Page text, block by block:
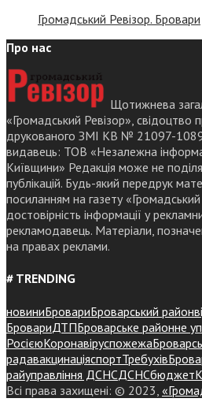
Громадський Ревізор. Бровари
Про нас
Щотижнева
«Громадський Ревізор», свідоцтво
друкованого ЗМІ КВ № 21097-
видавець: ТОВ «Незалежна
Київщини» Редакція може не
публікацій. Будь-який передрук
посиланням на газету «Громадський
достовірність інформації у
рекламодавець. Матеріали,
на правах реклами.
# TRENDING
новиниБровариБроварський район
БровариДТПБроварське районне
РосієюКоронавіруспожежа
радавакцинаціяспортТребухів
райуправління ДСНСДСНСбюджет
Всі права захищені: © 2023,